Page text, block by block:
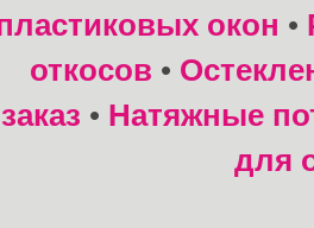
окон •
откосов •
• Натяжные
для